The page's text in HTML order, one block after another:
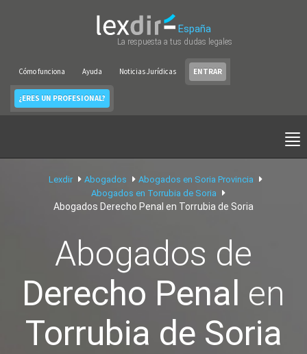
España
La respuesta a tus dudas legales
Cómo funciona Ayuda Noticias Jurídicas ENTRAR
¿ERES UN PROFESIONAL?
Lexdir Abogados
Abogados en Soria Provincia
Abogados en Torrubia de Soria
Abogados Derecho Penal en Torrubia de Soria
Abogados de
Derecho Penal en
Torrubia de Soria